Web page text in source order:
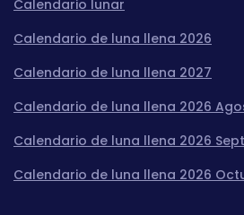
Calendario lunar
Calendario de luna llena 2026
Calendario de luna llena 2027
Calendario de luna llena 2026
Calendario de luna llena 2026
Calendario de luna llena 2026